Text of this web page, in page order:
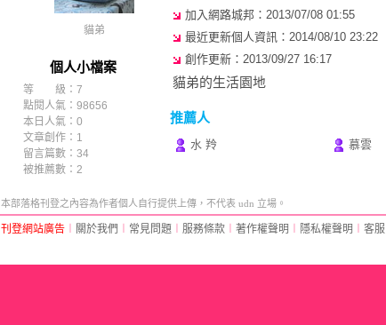
貓弟
個人小檔案
等 級：7
點閱人氣：98656
本日人氣：0
文章創作：1
留言篇數：34
被推薦數： 2
加入網路城邦：2013/07/08 01:55
最近更新個人資訊：2014/08/10 23:22
創作更新：2013/09/27 16:17
貓弟的生活園地
推薦人
水 羚 慕雲
本部落格刊登之內容為作者個人自行提供上傳，不代表 udn 立場。
刊登網站廣告 關於我們 常見問題 服務條款 著作權聲明 隱私權聲明 客服